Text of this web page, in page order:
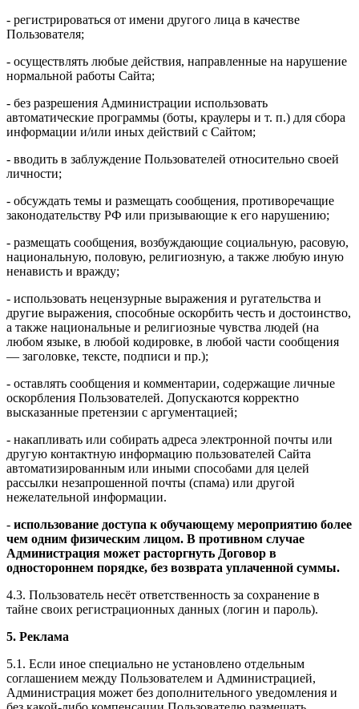
- регистрироваться от имени другого лица в качестве
Пользователя;
- осуществлять любые действия, направленные на нарушение
нормальной работы Сайта;
- без разрешения Администрации использовать
автоматические программы (боты, краулеры и т. п.) для сбора
информации и/или иных действий с Сайтом;
- вводить в заблуждение Пользователей относительно своей
личности;
- обсуждать темы и размещать сообщения, противоречащие
законодательству РФ или призывающие к его нарушению;
- размещать сообщения, возбуждающие социальную, расовую,
национальную, половую, религиозную, а также любую иную
ненависть и вражду;
- использовать нецензурные выражения и ругательства и
другие выражения, способные оскорбить честь и достоинство,
а также национальные и религиозные чувства людей (на
любом языке, в любой кодировке, в любой части сообщения
— заголовке, тексте, подписи и пр.);
- оставлять сообщения и комментарии, содержащие личные
оскорбления Пользователей. Допускаются корректно
высказанные претензии с аргументацией;
- накапливать или собирать адреса электронной почты или
другую контактную информацию пользователей Сайта
автоматизированным или иными способами для целей
рассылки незапрошенной почты (спама) или другой
нежелательной информации.
- использование доступа к обучающему мероприятию более
чем одним физическим лицом. В противном случае
Администрация может расторгнуть Договор в
одностороннем порядке, без возврата уплаченной суммы.
4.3. Пользователь несёт ответственность за сохранение в
тайне своих регистрационных данных (логин и пароль).
5. Реклама
5.1. Если иное специально не установлено отдельным
соглашением между Пользователем и Администрацией,
Администрация может без дополнительного уведомления и